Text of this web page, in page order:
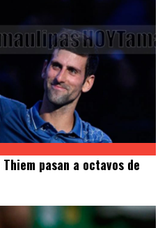
pasan a octavos de